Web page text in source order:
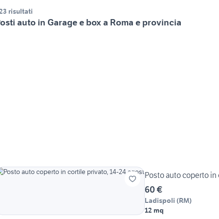
risultati
auto in Garage e box a Roma e provincia
Posto auto coperto in
60 €
Ladispoli (RM)
12 mq